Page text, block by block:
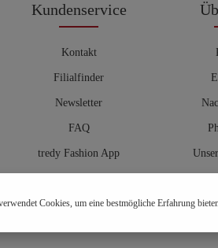
Kundenservice
Kontakt
Filialfinder
Newsletter
FAQ
tredy Fashion App
Hosenberater
Cookies, um eine bestmögliche Erfahrung